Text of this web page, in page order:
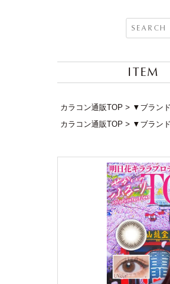
ITEM
カラコン通販TOP ▼ブラン
カラコン通販TOP
▼ブラン